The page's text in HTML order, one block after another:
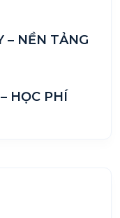
– NỀN TẢNG
HỌC PHÍ